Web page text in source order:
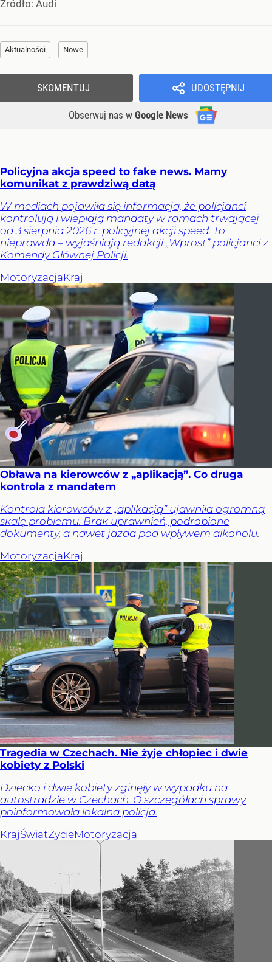
Źródło: Audi
Aktualności Nowe
UDOSTĘPNIJ
Obserwuj nas w Google News
SKOMENTUJ
Policyjna akcja speed to fake news. Mamy
komunikat z prawdziwą datą
W mediach pojawiła się informacja, że policjanci
kontrolują i wlepiają mandaty w ramach trwającej
od 3 sierpnia 2026 r. policyjnej akcji speed. To
nieprawda – wyjaśniają redakcji „Wprost” policjanci z
Komendy Głównej Policji.
MotoryzacjaKraj
Obława na kierowców z „aplikacją”. Co druga
kontrola z mandatem
Kontrola kierowców z „aplikacją” ujawniła ogromną
skalę problemu. Brak uprawnień, podrobione
dokumenty, a nawet jazda pod wpływem alkoholu.
MotoryzacjaKraj
Tragedia w Czechach. Nie żyje chłopiec i dwie
kobiety z Polski
Dziecko i dwie kobiety zginęły w wypadku na
autostradzie w Czechach. O szczegółach sprawy
poinformowała lokalna policja.
KrajŚwiatŻycieMotoryzacja